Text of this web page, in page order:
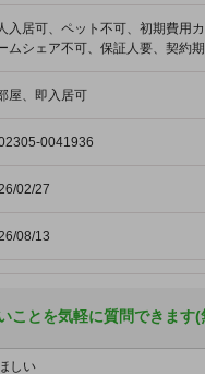
入居可、ペット不可、初期費用カ
ムシェア不可、保証人要、契約
屋、即入居可
0041936
02/27
08/13
ことを気軽に質問できます(
しい